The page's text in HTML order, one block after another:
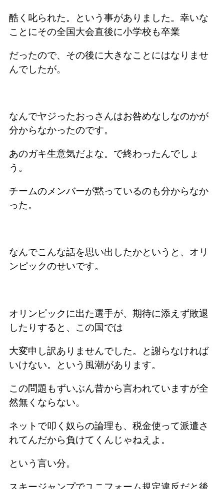
酷く叱られた。という事がありました。幸いな
ことにその全国大会直後に小学校も卒業
だったので、その後に大きなことにはなりませ
んでしたが。
なんでヤジったおっさんはお咎めなしなのかが
分からなかったのです。
あのガキ生意気だよな。で終わったんでしょ
う。
チームのメンバーが黙っているのも分からなか
った。
なんでこんな話を思い出したかというと、オリ
ンピックのせいです。
オリンピックに出た選手が、期待に添えず敗退
したりすると、この国では
大変申し訳ありませんでした。と謝らなければ
いけない。という風潮があります。
この問題もずいぶん昔から言われていますが全
然無くならない。
ネットで叩く奴らの論理も、税金使って派遣さ
れてんだから負けてくんじゃねえよ。
という言い分。
スキージャンプでユニフォーム規定違反だと後